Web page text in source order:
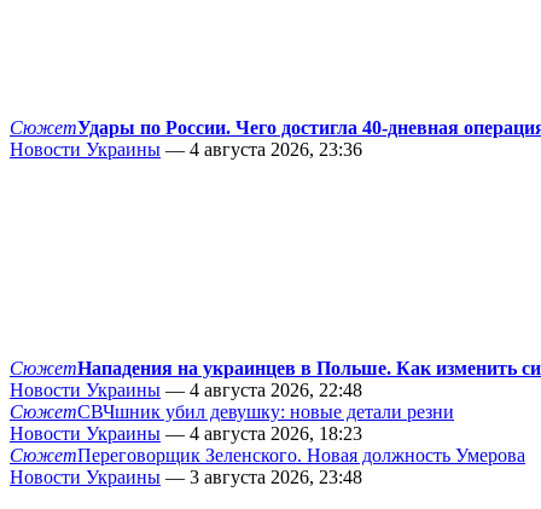
СюжетУдары по России. Чего достигла 40-дневная
Новости Украины — 4 августа 2026, 23:36
СюжетНападения на украинцев в Польше. Как изменить
Новости Украины — 4 августа 2026, 22:48
СюжетСВЧшник убил девушку: новые детали резни
Новости Украины — 4 августа 2026, 18:23
СюжетПереговорщик Зеленского. Новая должность Умерова
Новости Украины — 3 августа 2026, 23:48